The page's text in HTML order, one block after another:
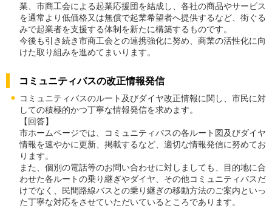
業、市商工会による起業応援団を結成し、各社の商品やサービス
を通常より低価格又は無償で起業希望者へ提供するなど、街ぐる
みで起業者を支援する体制を新たに構築するものです。
今後も引き続き市商工会との連携強化に努め、商業の活性化に向
けた取り組みを進めてまいります。
コミュニティバスの改正情報発信
コミュニティバスのルート及びダイヤ改正情報に関し、市民に対
しての積極的かつ丁寧な情報発信を求めます。
【回答】
市ホームページでは、コミュニティバスの各ルート図及びダイヤ
情報を速やかに更新、掲載するなど、適切な情報発信に努めてお
ります。
また、個別の電話等のお問い合わせに対しましても、目的地に合
わせた各ルートの乗り継ぎやダイヤ、その他コミュニティバスだ
けでなく、民間路線バスとの乗り継ぎの移動方法のご案内といっ
た丁寧な対応をさせていただいているところであります。